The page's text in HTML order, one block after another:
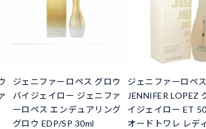
ジェニファーロペス グロウ
バイジェイロー ジェニファ
ーロペス エンデュアリング
グロウ EDP/SP 30ml
ジェニファーロペ
JENNIFER LOPEZ
イジェイロー ET
オードトワレ レデ